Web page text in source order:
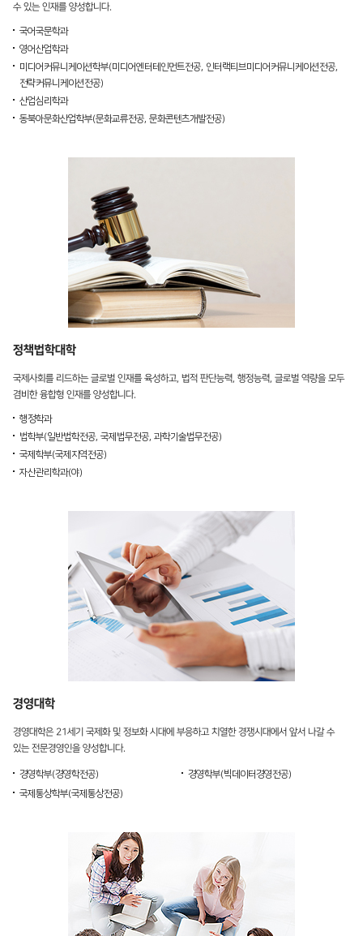
수 있는 인재를 양성합니다.
국어국문학과
영어산업학과
미디어커뮤니케이션학부(미디어엔터테인먼트전공, 인터랙티브미디어커뮤니케이션전공,
전략커뮤니케이션전공)
산업심리학과
동북아문화산업학부(문화교류전공, 문화콘텐츠개발전공)
정책법학대학
국제사회를 리드하는 글로벌 인재를 육성하고, 법적 판단능력, 행정능력, 글로벌 역량을 모두
겸비한 융합형 인재를 양성합니다.
행정학과
법학부(일반법학전공, 국제법무전공, 과학기술법무전공)
국제학부(국제지역전공)
자산관리학과(야)
경영대학
경영대학은 21세기 국제화 및 정보화 시대에 부응하고 치열한 경쟁시대에서 앞서 나갈 수
있는 전문경영인을 양성합니다.
경영학부(경영학전공) 경영학부(빅데이터경영전공)
국제통상학부(국제통상전공)